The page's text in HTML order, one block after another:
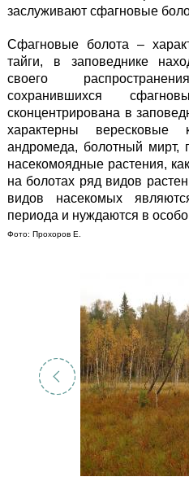
заслуживают сфагновые
Сфагновые болота –
тайги, в заповеднике
своего
сохранившихся
сконцентрирована в
характерны вересковые
андромеда, болотный мирт,
насекомоядные растения,
на болотах ряд видов
видов насекомых
периода и нуждаются в
Фото: Прохоров Е.